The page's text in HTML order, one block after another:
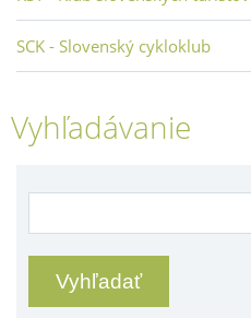
SCK - Slovenský cykloklub
Vyhľadávanie